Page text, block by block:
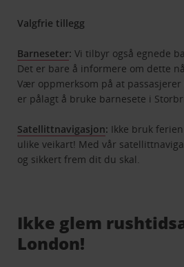
Valgfrie tillegg
Barneseter: Vi tilbyr også egnede
Det er bare å informere om dette
Vær oppmerksom på at
er pålagt å bruke barnesete i
Satellittnavigasjon: Ikke bruk
ulike veikart! Med vår
og sikkert frem dit du skal.
Ikke glem
London!